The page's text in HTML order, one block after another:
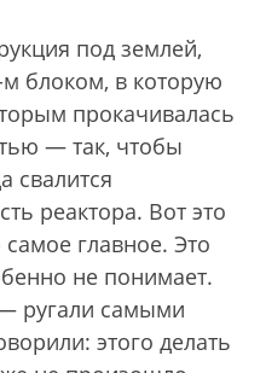
под землей,
блоком, в которую
прокачивалась
— так, чтобы
свалится
реактора. Вот это
главное. Это
не понимает.
ругали самыми
этого делать